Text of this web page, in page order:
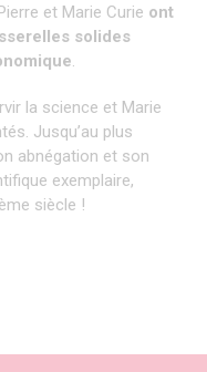
et Marie Curie ont
solides
.
la science et Marie
Jusqu’au plus
abnégation et son
exemplaire,
siècle !